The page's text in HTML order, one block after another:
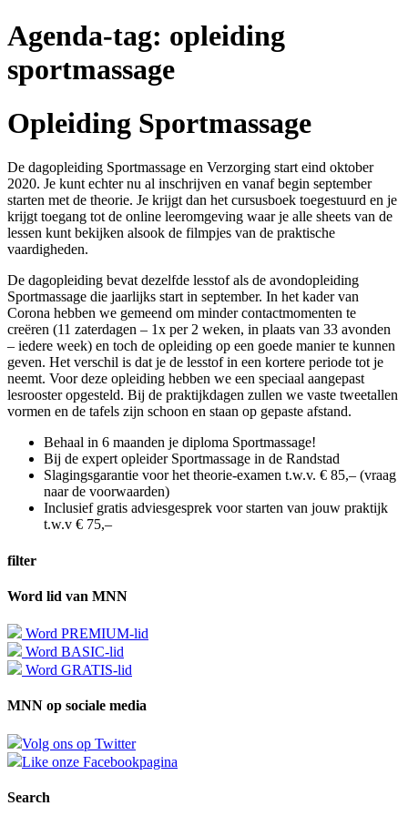
Agenda-tag: opleiding
sportmassage
Opleiding Sportmassage
De dagopleiding Sportmassage en Verzorging start eind oktober
2020. Je kunt echter nu al inschrijven en vanaf begin september
starten met de theorie. Je krijgt dan het cursusboek toegestuurd en je
krijgt toegang tot de online leeromgeving waar je alle sheets van de
lessen kunt bekijken alsook de filmpjes van de praktische
vaardigheden.
De dagopleiding bevat dezelfde lesstof als de avondopleiding
Sportmassage die jaarlijks start in september. In het kader van
Corona hebben we gemeend om minder contactmomenten te
creëren (11 zaterdagen – 1x per 2 weken, in plaats van 33 avonden
– iedere week) en toch de opleiding op een goede manier te kunnen
geven. Het verschil is dat je de lesstof in een kortere periode tot je
neemt. Voor deze opleiding hebben we een speciaal aangepast
lesrooster opgesteld. Bij de praktijkdagen zullen we vaste tweetallen
vormen en de tafels zijn schoon en staan op gepaste afstand.
Behaal in 6 maanden je diploma Sportmassage!
Bij de expert opleider Sportmassage in de Randstad
Slagingsgarantie voor het theorie-examen t.w.v. € 85,– (vraag
naar de voorwaarden)
Inclusief gratis adviesgesprek voor starten van jouw praktijk
t.w.v € 75,–
filter
Word lid van MNN
Word PREMIUM-lid
Word BASIC-lid
Word GRATIS-lid
MNN op sociale media
Volg ons op Twitter
Like onze Facebookpagina
Search